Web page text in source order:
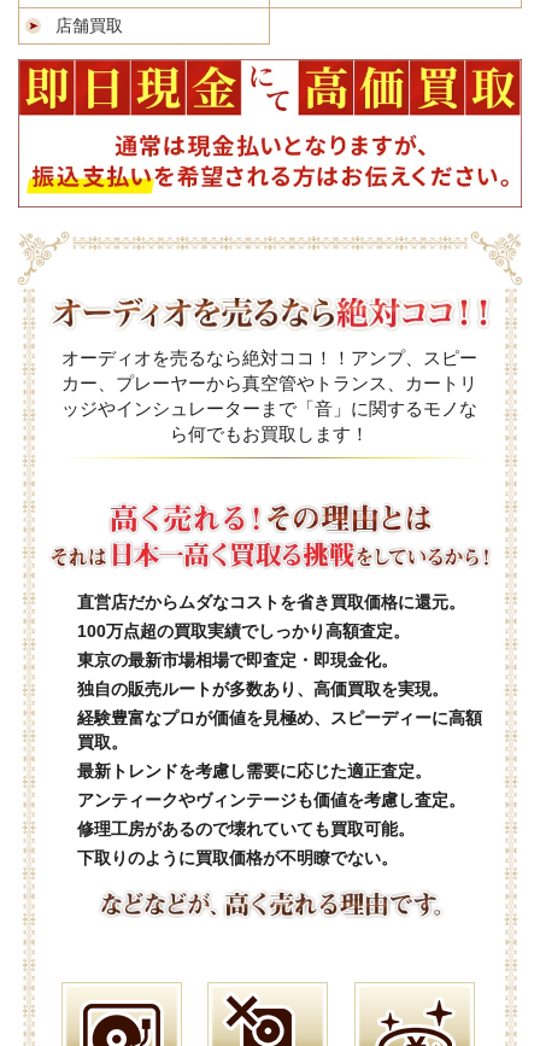
店舗買取
オーディオを売るなら絶対ココ！！アンプ、スピー
カー、プレーヤーから真空管やトランス、カートリ
ッジやインシュレーターまで「音」に関するモノな
ら何でもお買取します！
直営店だからムダなコストを省き買取価格に還元。
100万点超の買取実績でしっかり高額査定。
東京の最新市場相場で即査定・即現金化。
独自の販売ルートが多数あり、高価買取を実現。
経験豊富なプロが価値を見極め、スピーディーに高額
買取。
最新トレンドを考慮し需要に応じた適正査定。
アンティークやヴィンテージも価値を考慮し査定。
修理工房があるので壊れていても買取可能。
下取りのように買取価格が不明瞭でない。